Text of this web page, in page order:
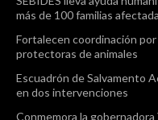
más de 100 familias
Fortalecen coordinación
protectoras de animales
Escuadrón de Salvamento
en dos intervenciones
Conmemora la gobernadora